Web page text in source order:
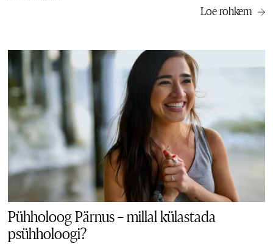
Loe rohkem
Pühholoog Pärnus – millal külastada
psühholoogi?